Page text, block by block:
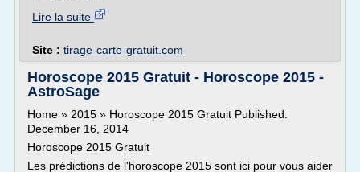
Lire la suite
Site : tirage-carte-gratuit.com
Horoscope 2015 Gratuit - Horoscope 2015 -
AstroSage
Home » 2015 » Horoscope 2015 Gratuit Published:
December 16, 2014
Horoscope 2015 Gratuit
Les prédictions de l'horoscope 2015 sont ici pour vous aider